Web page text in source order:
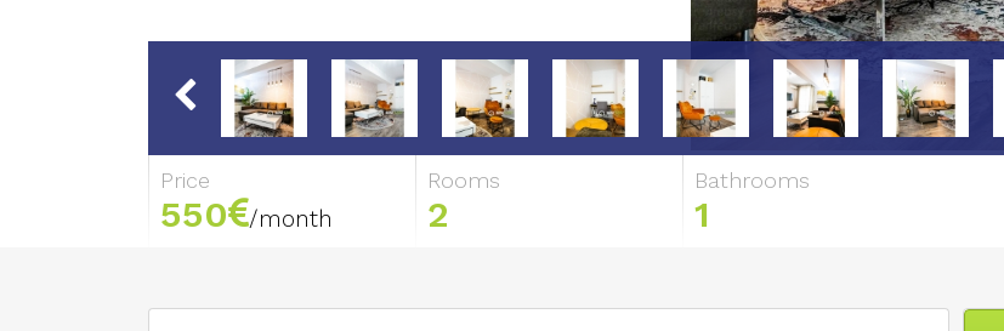
Price
550 /month
Rooms
2
Bathrooms
1